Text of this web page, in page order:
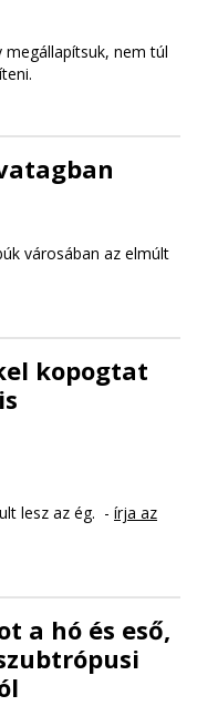
megállapítsuk, nem túl
városában az elmúlt
kopogtat
lesz az ég. - írja az
a hó és eső,